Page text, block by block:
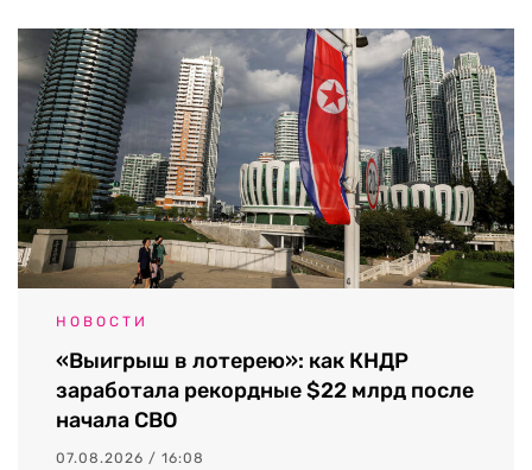
НОВОСТИ
«Выигрыш в лотерею»: как КНДР
заработала рекордные $22 млрд после
начала СВО
07.08.2026 / 16:08